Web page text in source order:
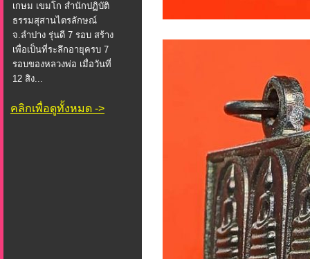
เกษม เขมโก สำนักปฏิบัติ
ธรรมสุสานไตรลักษณ์
จ.ลำปาง รุ่นดี 7 รอบ สร้าง
เพื่อเป็นที่ระลึกอายุครบ 7
รอบของหลวงพ่อ เมื่อวันที่
12 สิง...
คลิกเพื่อดูทั้งหมด ->